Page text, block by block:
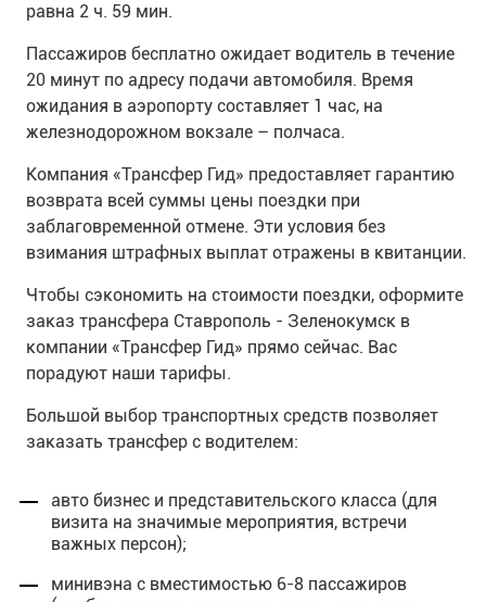
равна 2 ч. 59 мин.
Пассажиров бесплатно ожидает водитель в течение
20 минут по адресу подачи автомобиля. Время
ожидания в аэропорту составляет 1 час, на
железнодорожном вокзале – полчаса.
Компания «Трансфер Гид» предоставляет гарантию
возврата всей суммы цены поездки при
заблаговременной отмене. Эти условия без
взимания штрафных выплат отражены в квитанции.
Чтобы сэкономить на стоимости поездки, оформите
заказ трансфера Ставрополь - Зеленокумск в
компании «Трансфер Гид» прямо сейчас. Вас
порадуют наши тарифы.
Большой выбор транспортных средств позволяет
заказать трансфер с водителем:
авто бизнес и представительского класса (для
визита на значимые мероприятия, встречи
важных персон);
минивэна с вместимостью 6-8 пассажиров